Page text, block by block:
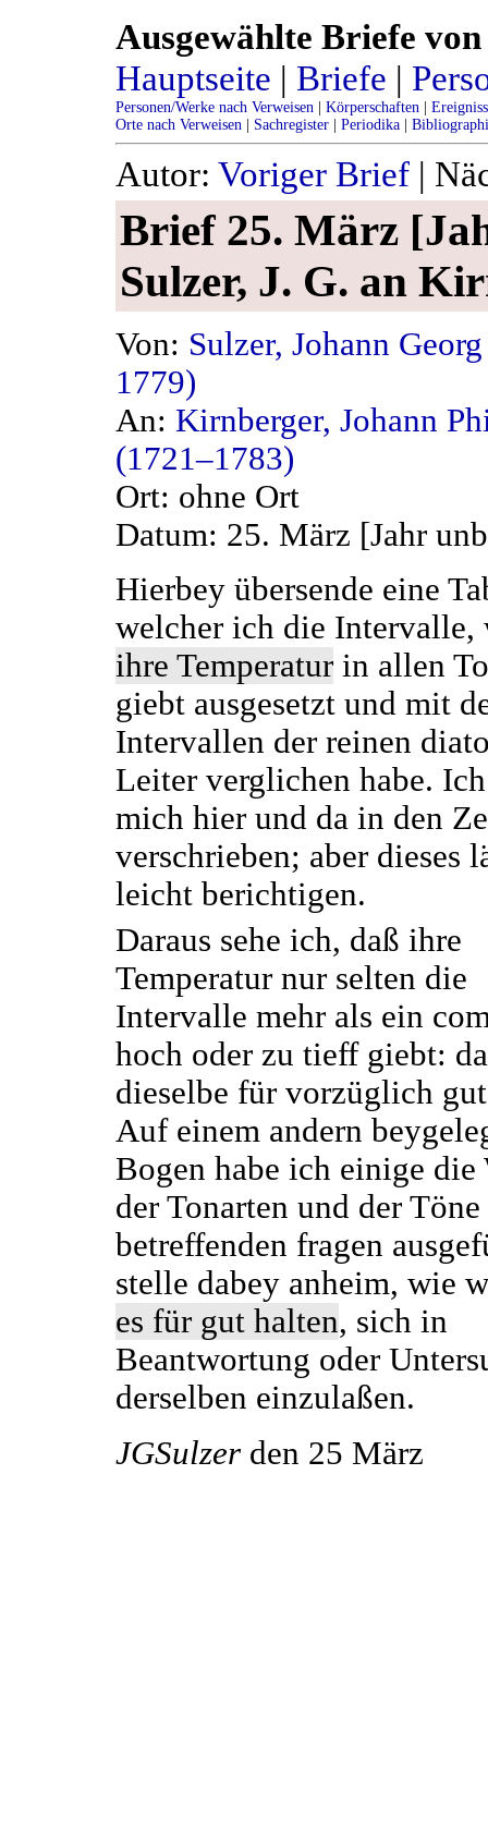
Ausgewählte Briefe
Hauptseite | Briefe |
Personen/Werke nach Verweisen | Körperschaften |
Orte nach Verweisen | Sachregister | Periodika |
Autor: Voriger Brief |
Brief 25. März
Sulzer, J. G. an
Von: Sulzer, Johann
1779)
An: Kirnberger, Johann
(1721–1783)
Ort: ohne Ort
Datum: 25. März [Jahr
Hierbey übersende eine
welcher ich die Intervalle,
ihre Temperatur in allen
giebt ausgesetzt und mit
Intervallen der reinen
Leiter verglichen habe.
mich hier und da in den
verschrieben; aber dieses
leicht berichtigen.
Daraus sehe ich, daß ihre
Temperatur nur selten die
Intervalle mehr als ein
hoch oder zu tieff giebt:
dieselbe für vorzüglich
Auf einem andern
Bogen habe ich einige die
der Tonarten und der Töne
betreffenden fragen
stelle dabey anheim, wie
es für gut halten, sich in
Beantwortung oder
derselben einzulaßen.
JGSulzer den 25 März